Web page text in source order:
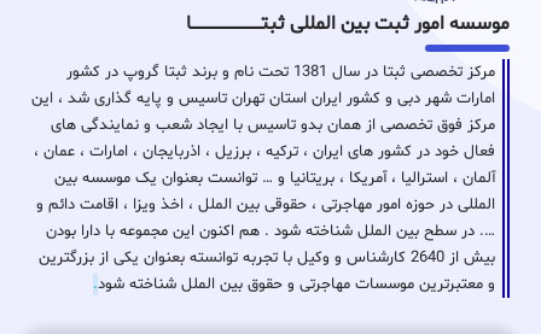
موسسه امور ثبت بین المللی ثبتـــــــــــــــــــــــــــــا
مرکز تخصصی ثبتا در سال 1381 تحت نام و برند ثبتا گروپ در کشور
امارات شهر دبی و کشور ایران استان تهران تاسیس و پایه گذاری شد ، این
مرکز فوق تخصصی از همان بدو تاسیس با ایجاد شعب و نمایندگی های
فعال خود در کشور های ایران ، ترکیه ، برزیل ، اذربایجان ، امارات ، عمان ،
آلمان ، استرالیا ، آمریکا ، بریتانیا و … توانست بعنوان یک موسسه بین
المللی در حوزه امور مهاجرتی ، حقوقی بین الملل ، اخذ ویزا ، اقامت دائم و
…. در سطح بین الملل شناخته شود . هم اکنون این مجموعه با دارا بودن
بیش از 2640 کارشناس و وکیل با تجربه توانسته بعنوان یکی از بزرگترین
و معتبرترین موسسات مهاجرتی و حقوق بین الملل شناخته شود.